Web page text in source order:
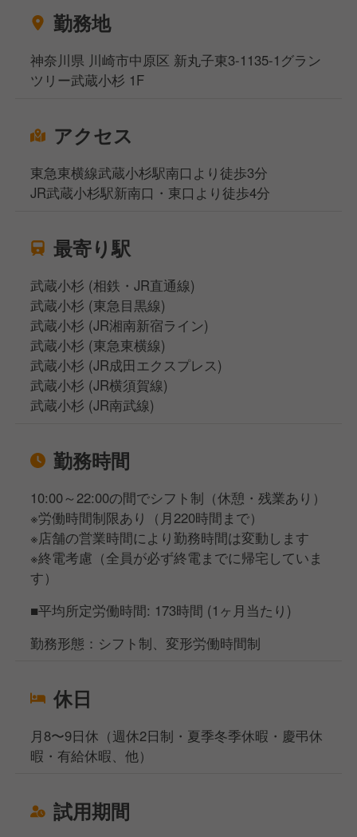
勤務地
神奈川県 川崎市中原区 新丸子東3-1135-1グラン
ツリー武蔵小杉 1F
アクセス
東急東横線武蔵小杉駅南口より徒歩3分
JR武蔵小杉駅新南口・東口より徒歩4分
最寄り駅
武蔵小杉 (相鉄・JR直通線)
武蔵小杉 (東急目黒線)
武蔵小杉 (JR湘南新宿ライン)
武蔵小杉 (東急東横線)
武蔵小杉 (JR成田エクスプレス)
武蔵小杉 (JR横須賀線)
武蔵小杉 (JR南武線)
勤務時間
10:00～22:00の間でシフト制（休憩・残業あり）
※労働時間制限あり（月220時間まで）
※店舗の営業時間により勤務時間は変動します
※終電考慮（全員が必ず終電までに帰宅していま
す）
■平均所定労働時間: 173時間 (1ヶ月当たり)
勤務形態：シフト制、変形労働時間制
休日
月8〜9日休（週休2日制・夏季冬季休暇・慶弔休
暇・有給休暇、他）
試用期間